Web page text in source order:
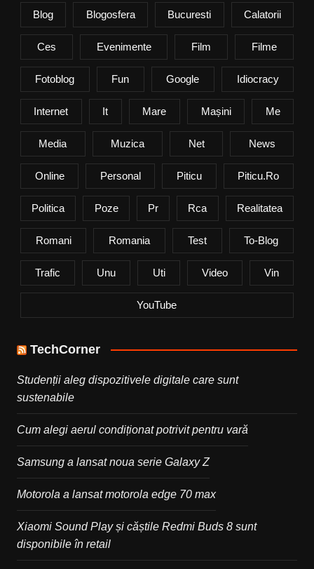
Blog Blogosfera Bucuresti Calatorii
Ces Evenimente Film Filme
Fotoblog Fun Google Idiocracy
Internet It Mare Mașini Me
Media Muzica Net News
Online Personal Piticu Piticu.ro
Politica Poze Pr Rca Realitatea
Romani Romania Test To-Blog
Trafic Unu Uti Video Vin
YouTube
TechCorner
Studenții aleg dispozitivele digitale care sunt
sustenabile
Cum alegi aerul condiționat potrivit pentru vară
Samsung a lansat noua serie Galaxy Z
Motorola a lansat motorola edge 70 max
Xiaomi Sound Play și căștile Redmi Buds 8 sunt
disponibile în retail